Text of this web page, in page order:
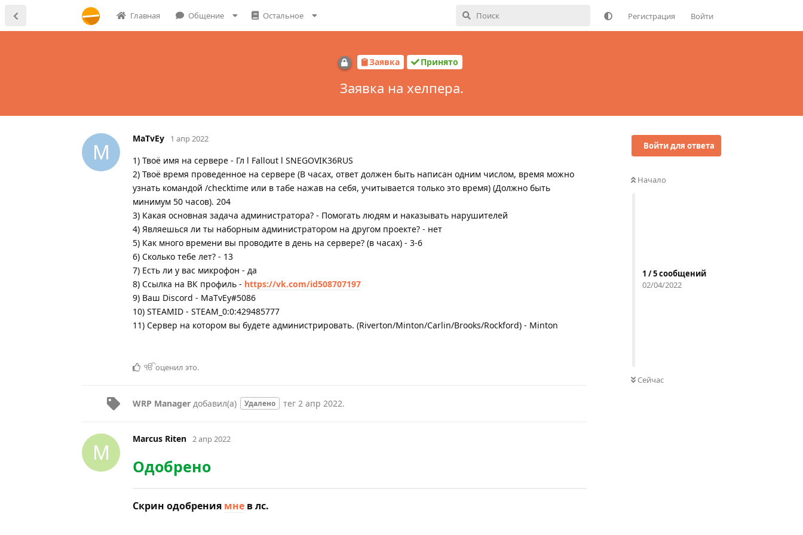
Главная Общение Остальное Регистрация Войти
Заявка Принято
Заявка на хелпера.
Войти для ответа
Начало
1 /5сообщений
02/04/2022
Сейчас
M
MaTvEy 1 апр 2022
1) Твоё имя на сервере - Гл l Fallout l SNEGOVIK36RUS
2) Твоё время проведенное на сервере (В часах, ответ должен быть написан одним числом, время можно
узнать командой /checktime или в табе нажав на себя, учитывается только это время) (Должно быть
минимум 50 часов). 204
3) Какая основная задача администратора? - Помогать людям и наказывать нарушителей
4) Являешься ли ты наборным администратором на другом проекте? - нет
5) Как много времени вы проводите в день на сервере? (в часах) - 3-6
6) Сколько тебе лет? - 13
7) Есть ли у вас микрофон - да
8) Ссылка на ВК профиль - https://vk.com/id508707197
9) Ваш Discord - MaTvEy#5086
10) STEAMID - STEAM_0:0:429485777
11) Сервер на котором вы будете администрировать. (Riverton/Minton/Carlin/Brooks/Rockford) - Minton
ੴоценил это.
WRP Manager добавил(а) Удалено тег 2 апр 2022.
M
Marcus Riten 2 апр 2022
Одобрено
Скрин одобрения мне в лс.